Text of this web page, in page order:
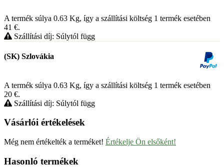
A termék súlya 0.63 Kg, így a szállítási költség 1 termék esetében
41 €.
Szállítási díj: Súlytól függ
(SK) Szlovákia
A termék súlya 0.63 Kg, így a szállítási költség 1 termék esetében
20 €.
Szállítási díj: Súlytól függ
Vásárlói értékelések
Még nem értékelték a terméket! Értékelje Ön elsőként!
Hasonló termékek